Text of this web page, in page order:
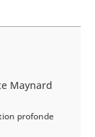
Maynard
profonde